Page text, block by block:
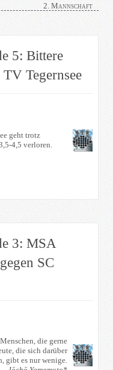
2. Mannschaft
5: Bittere
Tegernsee
geht trotz
4,5 verloren.
3: MSA
SC
die gerne
die sich darüber
gibt es nur wenige.